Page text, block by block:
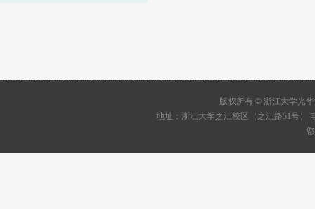
版权所有 © 浙江大学光
地址：浙江大学之江校区（之江路51号）